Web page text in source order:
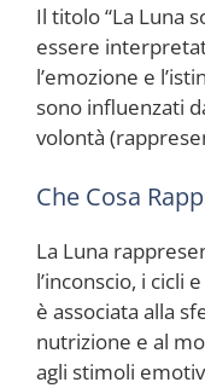
Il titolo “La Luna
essere
l’emozione e
sono influenzati
volontà
Che Cosa
La Luna
l’inconscio, i cicli
è associata alla
nutrizione e al
agli stimoli